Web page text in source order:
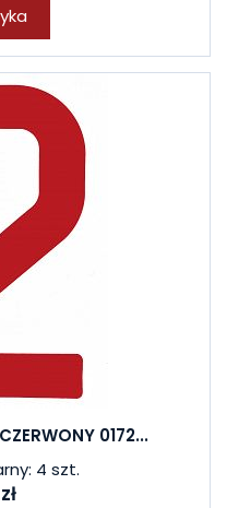
0172...
4 szt.